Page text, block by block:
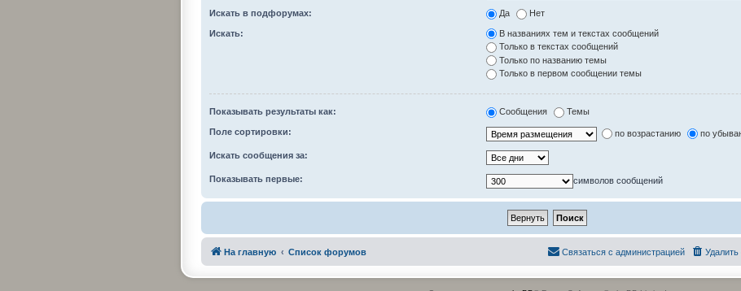
Искать в подфорумах: Да Нет
Искать:
В названиях тем и текстах сообщений
Только в текстах сообщений
Только по названию темы
Только в первом сообщении темы
Показывать результаты как: Сообщения Темы
Поле сортировки: по возрастанию по
Искать сообщения за:
Показывать первые: символов сообщений
На главную Список форумов Связаться с администрацией